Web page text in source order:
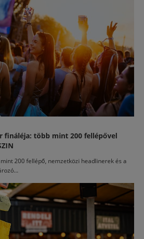
fináléja: több mint 200 fellépővel
200 fellépő, nemzetközi headlinerek és a